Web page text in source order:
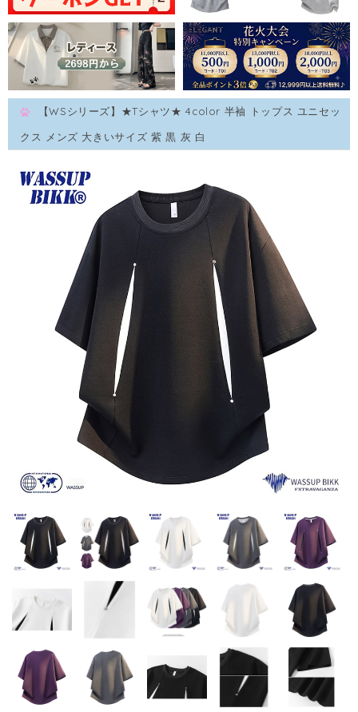
【WSシリーズ】★Tシャツ★ 4color 半袖 トップス ユニセッ
クス メンズ 大きいサイズ 紫 黒 灰 白